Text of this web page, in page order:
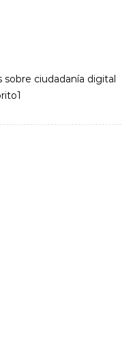
ciudadanía digital